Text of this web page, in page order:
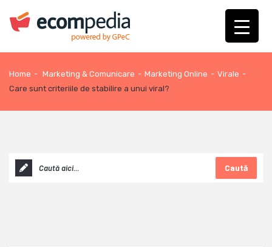
Home - Marketing & Comunicare - Marketing Online - Virale -
Care sunt criteriile de stabilire a unui viral?
Caută